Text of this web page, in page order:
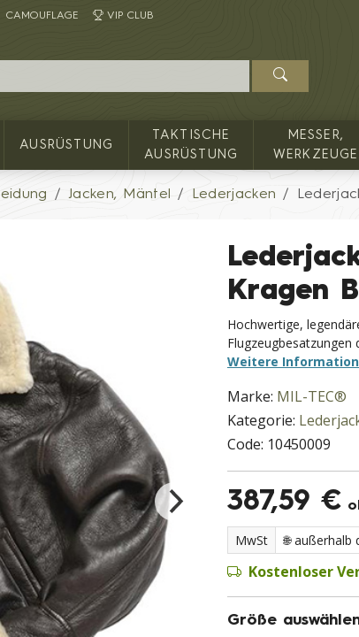
CAMOUFLAGE VIP CLUB
AUSRÜSTUNG
TAKTISCHE
AUSRÜSTUNG
MESSER,
WERKZEUGE
Jacken, Mäntel Lederjacken
Kragen
Hochwertige,
Weitere
Marke: MIL-TEC®
Kategorie:
Code: 10450009
387,59 €
MwSt
Kostenloser
Größe